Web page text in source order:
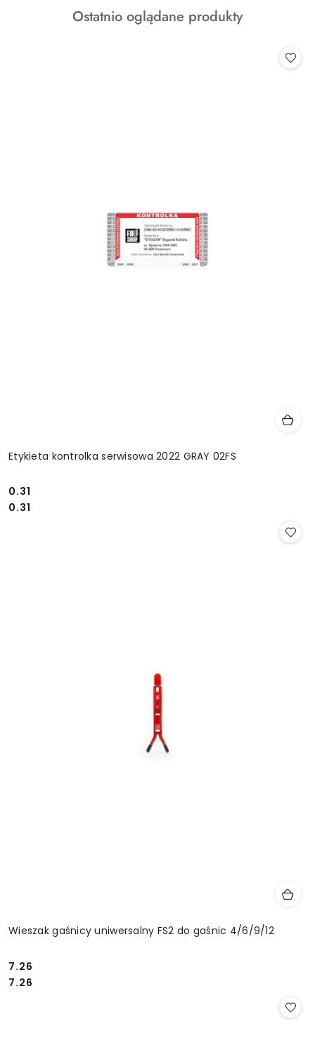
statusie:
Produkty
Ostatnio oglądane produkty
Etykieta kontrolka serwisowa 2022 GRAY 02FS
Cena:
0.31
Cena:
0.31
Wieszak gaśnicy uniwersalny FS2 do gaśnic 4/6/9/12
Cena:
7.26
Cena:
7.26